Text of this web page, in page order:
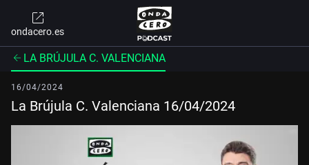
ondacero.es
LA BRÚJULA C. VALENCIANA
16/04/2024
La Brújula C. Valenciana 16/04/2024